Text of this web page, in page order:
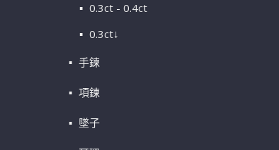
0.3ct - 0.4ct
0.3ct↓
手鍊
項鍊
墜子